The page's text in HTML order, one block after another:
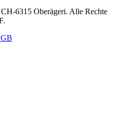
6315 Oberägeri. Alle Rechte